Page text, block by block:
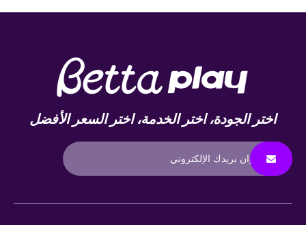
اختر الجودة، اختر الخدمة، اختر السعر الأفضل